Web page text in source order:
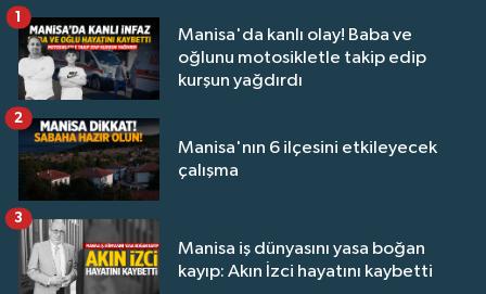
Manisa'da kanlı olay! Baba ve
oğlunu motosikletle takip edip
kurşun yağdırdı
1
Manisa'nın 6 ilçesini etkileyecek
çalışma
2
Manisa iş dünyasını yasa boğan
kayıp: Akın İzci hayatını kaybetti
3